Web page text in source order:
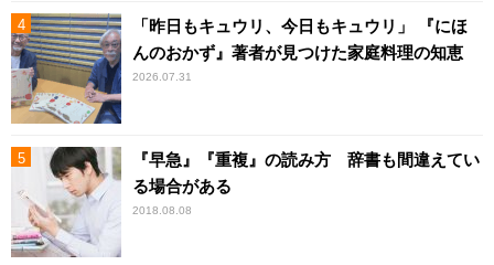
「昨日もキュウリ、今日もキュウリ」 『にほ
んのおかず』著者が見つけた家庭料理の知恵
2026.07.31
『早急』『重複』の読み方 辞書も間違えてい
る場合がある
2018.08.08